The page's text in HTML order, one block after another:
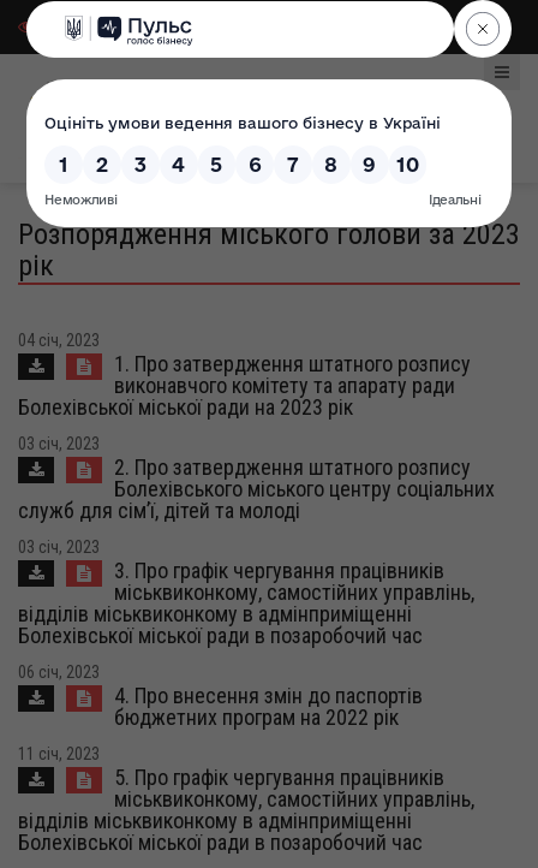
Для слабозорих|
Розпорядження міського голови за 2023
рік
04 січ, 2023
1. Про затвердження штатного розпису
виконавчого комітету та апарату ради
Болехівської міської ради на 2023 рік
03 січ, 2023
2. Про затвердження штатного розпису
Болехівського міського центру соціальних
служб для сім’ї, дітей та молоді
03 січ, 2023
3. Про графік чергування працівників
міськвиконкому, самостійних управлінь,
відділів міськвиконкому в адмінприміщенні
Болехівської міської ради в позаробочий час
06 січ, 2023
4. Про внесення змін до паспортів
бюджетних програм на 2022 рік
11 січ, 2023
5. Про графік чергування працівників
міськвиконкому, самостійних управлінь,
відділів міськвиконкому в адмінприміщенні
Болехівської міської ради в позаробочий час